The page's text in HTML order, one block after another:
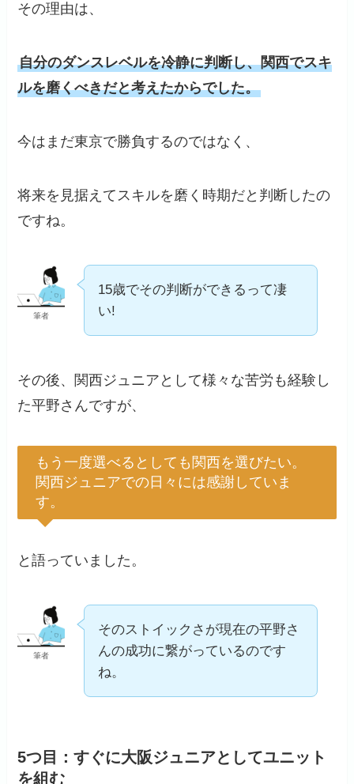
その理由は、
自分のダンスレベルを冷静に判断し、関西でスキ
ルを磨くべきだと考えたからでした。
今はまだ東京で勝負するのではなく、
将来を見据えてスキルを磨く時期だと判断したの
ですね。
筆者
15歳でその判断ができるって凄
い!
その後、関西ジュニアとして様々な苦労も経験し
た平野さんですが、
もう一度選べるとしても関西を選びたい。
関西ジュニアでの日々には感謝していま
す。
と語っていました。
筆者
そのストイックさが現在の平野さ
んの成功に繋がっているのです
ね。
5つ目：すぐに大阪ジュニアとしてユニット
を組む